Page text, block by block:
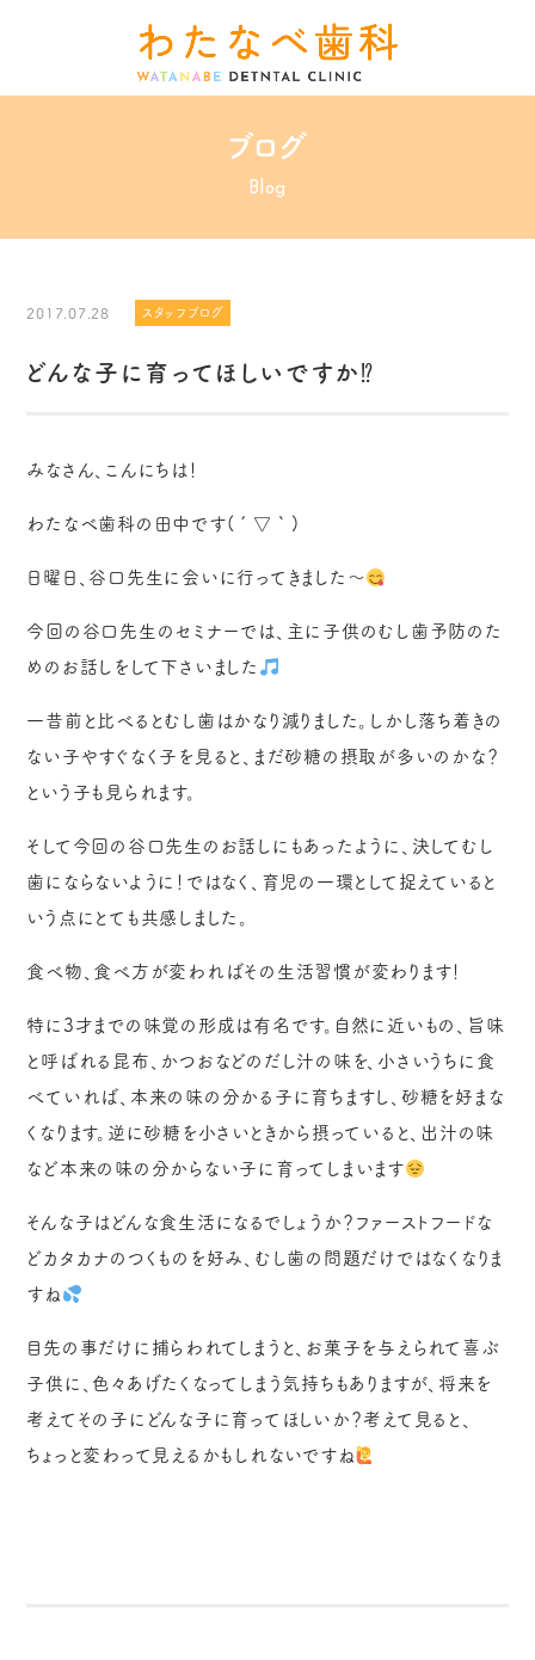
ブログ
Blog
2017.07.28 スタッフブログ
どんな子に育ってほしいですか⁉
みなさん、こんにちは！
わたなべ歯科の田中です(´▽｀)
日曜日、谷口先生に会いに行ってきました～
今回の谷口先生のセミナーでは、主に子供のむし歯予防のた
めのお話しをして下さいました
一昔前と比べるとむし歯はかなり減りました。しかし落ち着きの
ない子やすぐなく子を見ると、まだ砂糖の摂取が多いのかな？
という子も見られます。
そして今回の谷口先生のお話しにもあったように、決してむし
歯にならないように！ではなく、育児の一環として捉えていると
いう点にとても共感しました。
食べ物、食べ方が変わればその生活習慣が変わります！
特に3才までの味覚の形成は有名です。自然に近いもの、旨味
と呼ばれる昆布、かつおなどのだし汁の味を、小さいうちに食
べていれば、本来の味の分かる子に育ちますし、砂糖を好まな
くなります。逆に砂糖を小さいときから摂っていると、出汁の味
など本来の味の分からない子に育ってしまいます
そんな子はどんな食生活になるでしょうか？ファーストフードな
どカタカナのつくものを好み、むし歯の問題だけではなくなりま
すね
目先の事だけに捕らわれてしまうと、お菓子を与えられて喜ぶ
子供に、色々あげたくなってしまう気持ちもありますが、将来を
考えてその子にどんな子に育ってほしいか？考えて見ると、
ちょっと変わって見えるかもしれないですね